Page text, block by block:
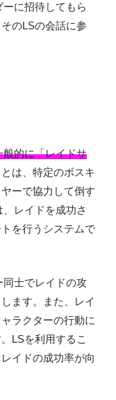
に招待してもら
のLSの会話に参
的に「レイドサ
は、特定のボスキ
ーで協力して倒す
レイドを成功さ
を行うシステムで
同士でレイドの攻
ます。また、レイ
ラクターの行動に
LSを利用するこ
イドの成功率が向